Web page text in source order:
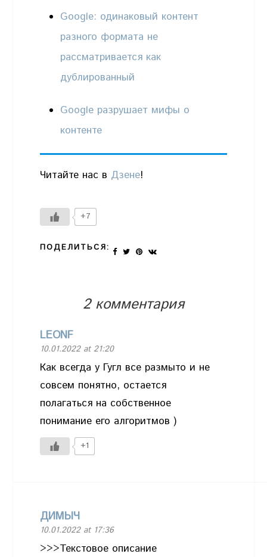
Google: одинаковый контент
разного формата не
рассматривается как
дублированный
Google разрушает мифы о
контенте
Читайте нас в Дзене!
+7
ПОДЕЛИТЬСЯ:
2 комментария
LEONF
10.01.2022 at 21:20
Как всегда у Гугл все размыто и не
совсем понятно, остается
полагаться на собственное
понимание его алгоритмов )
+1
ДИМЫЧ
10.01.2022 at 17:36
>>>Текстовое описание